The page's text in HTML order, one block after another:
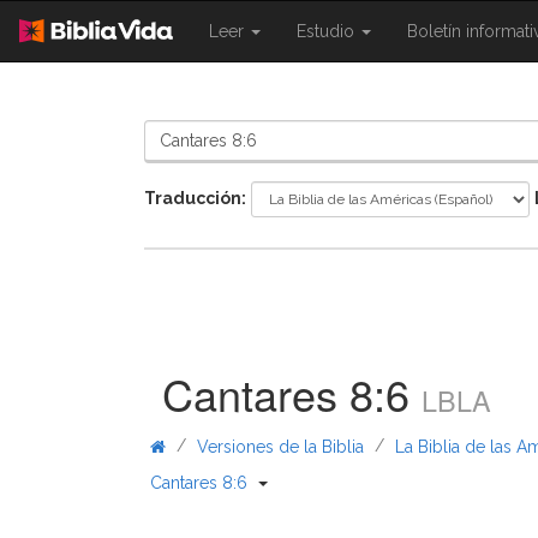
Leer
{{
Estudio
{{
Boletín
Traducción:
Cantares 8:6 LBLA
/ Versiones de la Biblia / La Biblia de las
Cantares 8:6
{{